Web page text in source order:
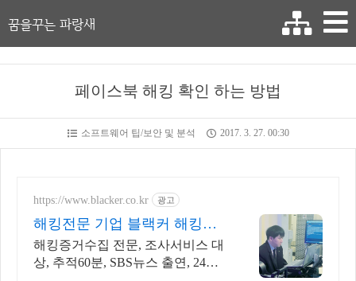
꿈을꾸는 파랑새
페이스북 해킹 확인 하는 방법
소프트웨어 팁/보안 및 분석 2017. 3. 27. 00:30
https://www.blacker.co.kr 광고
해킹전문 기업 블랙커 해킹검
사 스파이앱 탐지 전문
해킹증거수집 전문, 조사서비스 대
상, 추적60분, SBS뉴스 출연, 24시